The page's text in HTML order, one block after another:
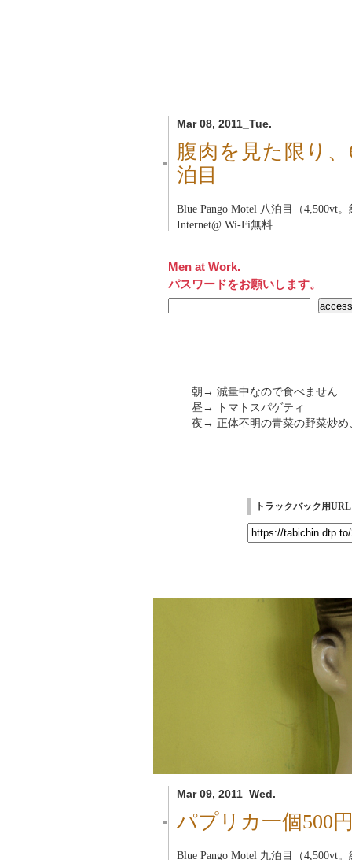
Mar 08, 2011_Tue.
■
腹肉を見た限り
泊目
Blue Pango Motel 八泊目（4,500vt
Internet@ Wi-Fi無料
Men at Work.
パスワードをお願いします。
朝→ 減量中なので食べません
昼→ トマトスパゲティ
夜→ 正体不明の青菜の野菜炒め
トラックバック用URL
Mar 09, 2011_Wed.
■ パプリカ一個500
Blue Pango Motel 九泊目（4,500vt。